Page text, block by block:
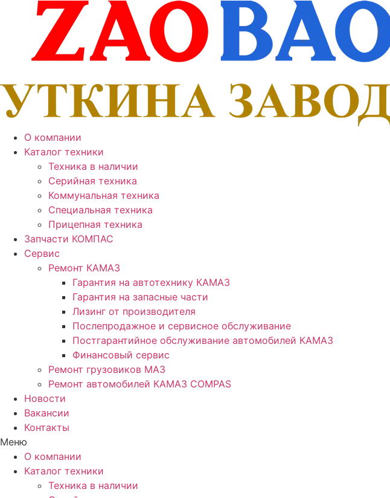
О компании
Каталог техники
Техника в наличии
Серийная техника
Коммунальная техника
Специальная техника
Прицепная техника
Запчасти КОМПАС
Сервис
Ремонт КАМАЗ
Гарантия на автотехнику КАМАЗ
Гарантия на запасные части
Лизинг от производителя
Послепродажное и сервисное обслуживание
Постгарантийное обслуживание автомобилей КАМАЗ
Финансовый сервис
Ремонт грузовиков МАЗ
Ремонт автомобилей КАМАЗ COMPAS
Новости
Вакансии
Контакты
Меню
О компании
Каталог техники
Техника в наличии